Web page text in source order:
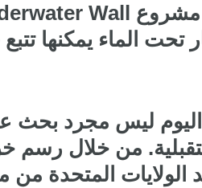
تحت الماء يمكنها
اليوم ليس مجرد بحث
من خلال رسم
المتحدة من